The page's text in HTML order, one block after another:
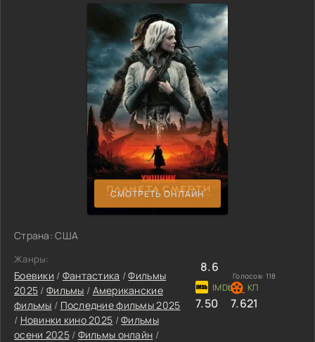
СМОТРЕТЬ ОНЛАЙН
Страна: США
Жанры:
Боевики / Фантастика /Фильмы
2025 / Фильмы / Американские
фильмы / Последние фильмы 2025
/ Новинки кино 2025 /Фильмы
осени 2025/ Фильмы онлайн /
8.6
Голосов: 118
7.50 7.621